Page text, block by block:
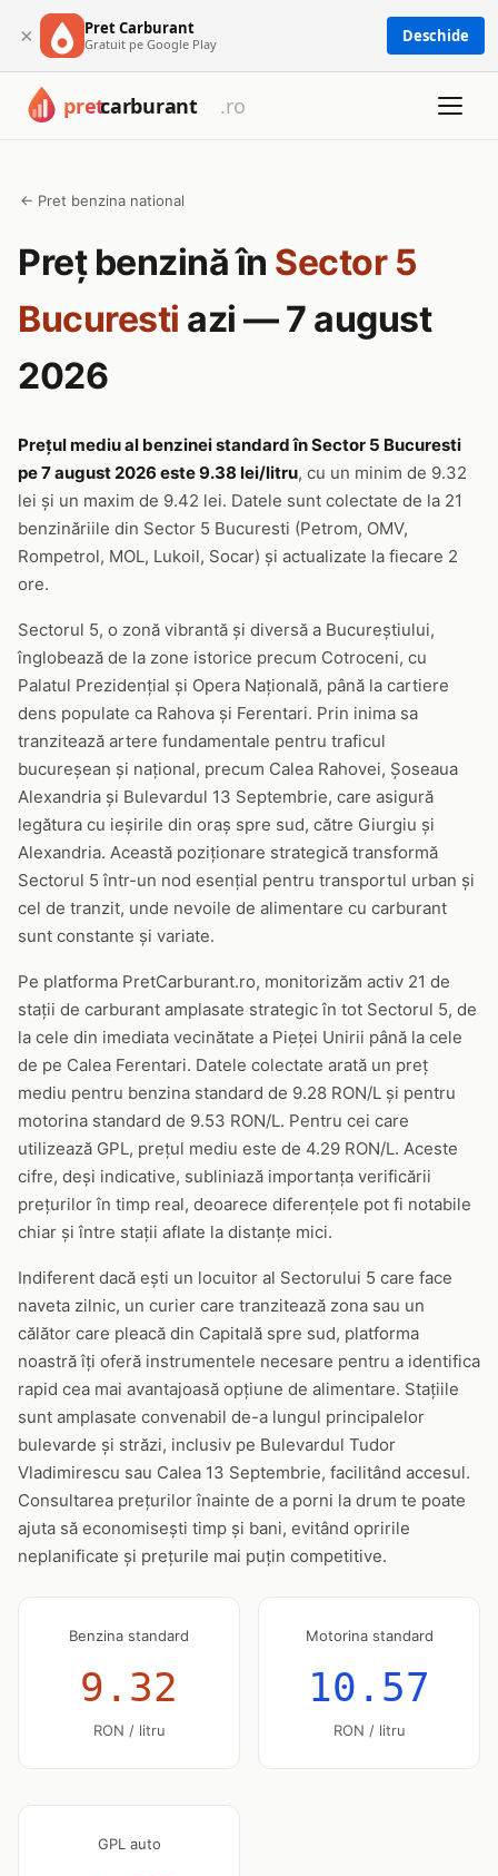
× Pret Carburant
Gratuit pe Google Play Deschide
← Pret benzina national
Preț benzină în Sector 5
Bucuresti azi — 7 august
2026
Prețul mediu al benzinei standard în Sector 5 Bucuresti
pe 7 august 2026 este 9.38 lei/litru, cu un minim de 9.32
lei și un maxim de 9.42 lei. Datele sunt colectate de la 21
benzinăriile din Sector 5 Bucuresti (Petrom, OMV,
Rompetrol, MOL, Lukoil, Socar) și actualizate la fiecare 2
ore.
Sectorul 5, o zonă vibrantă și diversă a Bucureștiului,
înglobează de la zone istorice precum Cotroceni, cu
Palatul Prezidențial și Opera Națională, până la cartiere
dens populate ca Rahova și Ferentari. Prin inima sa
tranzitează artere fundamentale pentru traficul
bucureșean și național, precum Calea Rahovei, Șoseaua
Alexandria și Bulevardul 13 Septembrie, care asigură
legătura cu ieșirile din oraș spre sud, către Giurgiu și
Alexandria. Această poziționare strategică transformă
Sectorul 5 într-un nod esențial pentru transportul urban și
cel de tranzit, unde nevoile de alimentare cu carburant
sunt constante și variate.
Pe platforma PretCarburant.ro, monitorizăm activ 21 de
stații de carburant amplasate strategic în tot Sectorul 5, de
la cele din imediata vecinătate a Pieței Unirii până la cele
de pe Calea Ferentari. Datele colectate arată un preț
mediu pentru benzina standard de 9.28 RON/L și pentru
motorina standard de 9.53 RON/L. Pentru cei care
utilizează GPL, prețul mediu este de 4.29 RON/L. Aceste
cifre, deși indicative, subliniază importanța verificării
prețurilor în timp real, deoarece diferențele pot fi notabile
chiar și între stații aflate la distanțe mici.
Indiferent dacă ești un locuitor al Sectorului 5 care face
naveta zilnic, un curier care tranzitează zona sau un
călător care pleacă din Capitală spre sud, platforma
noastră îți oferă instrumentele necesare pentru a identifica
rapid cea mai avantajoasă opțiune de alimentare. Stațiile
sunt amplasate convenabil de-a lungul principalelor
bulevarde și străzi, inclusiv pe Bulevardul Tudor
Vladimirescu sau Calea 13 Septembrie, facilitând accesul.
Consultarea prețurilor înainte de a porni la drum te poate
ajuta să economisești timp și bani, evitând opririle
neplanificate și prețurile mai puțin competitive.
Benzina standard
9.32
RON / litru
Motorina standard
10.57
RON / litru
GPL auto